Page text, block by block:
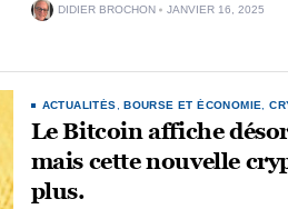
DIDIER BROCHON JANVIER 16, 2025
ACTUALITÉS ,BOURSE ET ÉCONOMIE ,
Le Bitcoin affiche
mais cette nouvelle
plus.